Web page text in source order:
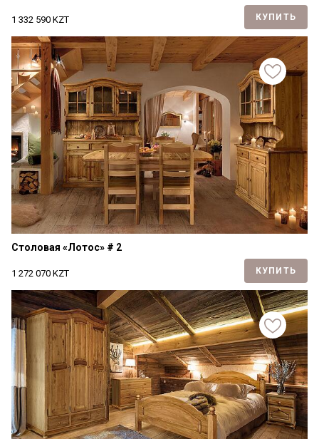
1 332 590 KZT КУПИТЬ
Столовая «Лотос» # 2
1 272 070 KZT КУПИТЬ